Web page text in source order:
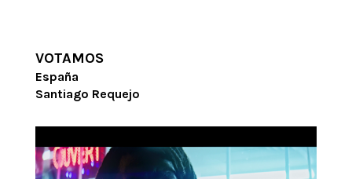
VOTAMOS
España
Santiago Requejo